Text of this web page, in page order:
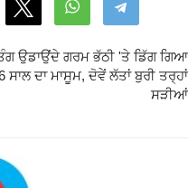
ਉਡਾਉਂਦੇ ਗਰਮ ਭੱਠੀ 'ਤੇ ਡਿੱਗ ਗਿਆ
ਸਾਲ ਦਾ ਮਾਸੂਮ, ਦੋਵੇਂ ਲੱਤਾਂ ਬੁਰੀ ਤਰ੍ਹਾਂ
ਸੜੀਆਂ